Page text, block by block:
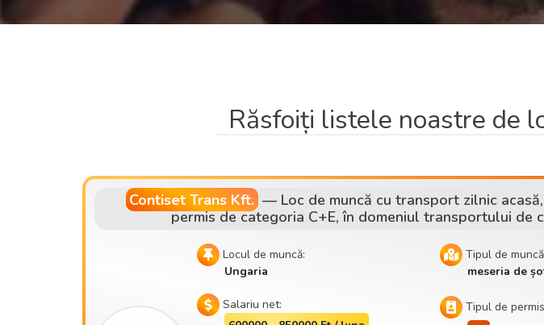
Răsfoiți listele noastre de
Contiset Trans Kft.— Loc de muncă cu transport zilnic
permis de categoria C+E, în domeniul transportului de
Locul de muncă:
Ungaria
Tipul de
meseria de
Salariu net:
Tipul de